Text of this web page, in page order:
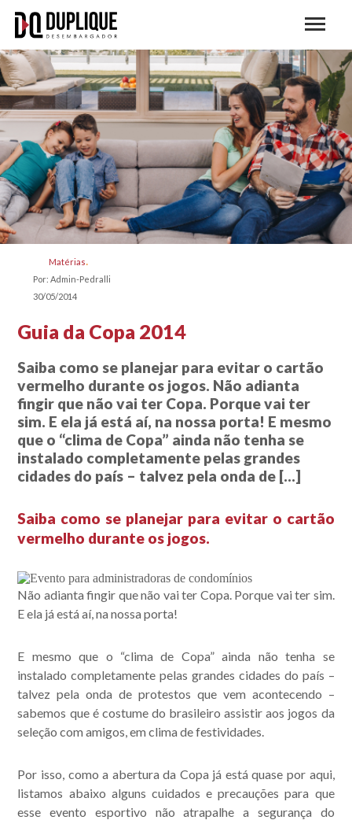
Matérias
Por: Admin-Pedralli
30/05/2014
Guia da Copa 2014
Saiba como se planejar para evitar o cartão
vermelho durante os jogos. Não adianta
fingir que não vai ter Copa. Porque vai ter
sim. E ela já está aí, na nossa porta! E mesmo
que o “clima de Copa” ainda não tenha se
instalado completamente pelas grandes
cidades do país – talvez pela onda de […]
Saiba como se planejar para evitar o cartão
vermelho durante os jogos.
Não adianta fingir que não vai ter Copa. Porque vai ter sim.
E ela já está aí, na nossa porta!
E mesmo que o “clima de Copa” ainda não tenha se
instalado completamente pelas grandes cidades do país –
talvez pela onda de protestos que vem acontecendo –
sabemos que é costume do brasileiro assistir aos jogos da
seleção com amigos, em clima de festividades.
Por isso, como a abertura da Copa já está quase por aqui,
listamos abaixo alguns cuidados e precauções para que
esse evento esportivo não atrapalhe a segurança do